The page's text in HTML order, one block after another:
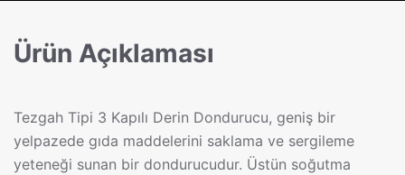
Ürün Açıklaması
Tezgah Tipi 3 Kapılı Derin Dondurucu, geniş bir
yelpazede gıda maddelerini saklama ve sergileme
yeteneği sunan bir dondurucudur. Üstün soğutma